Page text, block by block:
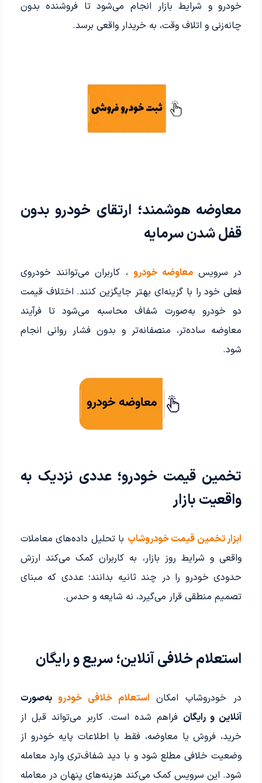
خودرو و شرایط بازار انجام می‌شود تا فروشنده بدون
چانه‌زنی و اتلاف وقت، به خریدار واقعی برسد.
معاوضه هوشمند؛ ارتقای خودرو بدون
قفل شدن سرمایه
در سرویسمعاوضه خودرو، کاربران می‌توانند خودروی
فعلی خود را با گزینه‌ای بهتر جایگزین کنند. اختلاف قیمت
دو خودرو به‌صورت شفاف محاسبه می‌شود تا فرآیند
معاوضه ساده‌تر، منصفانه‌تر و بدون فشار روانی انجام
شود.
تخمین قیمت خودرو؛ عددی نزدیک به
واقعیت بازار
ابزار تخمین قیمت خودروشاپ با تحلیل داده‌های معاملات
واقعی و شرایط روز بازار، به کاربران کمک می‌کند ارزش
حدودی خودرو را در چند ثانیه بدانند؛ عددی که مبنای
تصمیم منطقی قرار می‌گیرد، نه شایعه و حدس.
استعلام خلافی آنلاین؛ سریع و رایگان
در خودروشاپ امکان استعلام خلافی خودروبه‌صورت
آنلاین و رایگان فراهم شده است. کاربر می‌تواند قبل از
خرید، فروش یا معاوضه، فقط با اطلاعات پایه خودرو از
وضعیت خلافی مطلع شود و با دید شفاف‌تری وارد معامله
شود. این سرویس کمک می‌کند هزینه‌های پنهان در معامله